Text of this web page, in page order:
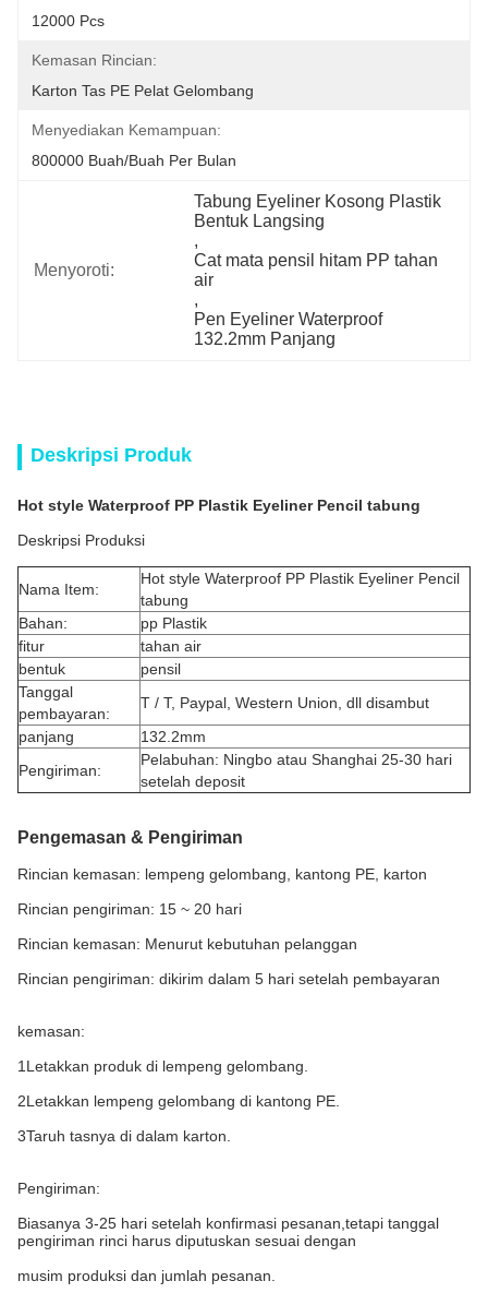
12000 Pcs
Kemasan Rincian:
Karton Tas PE Pelat Gelombang
Menyediakan Kemampuan:
800000 Buah/buah Per Bulan
Menyoroti:
Tabung Eyeliner Kosong Plastik
Bentuk Langsing
,
Cat mata pensil hitam PP tahan
air
,
Pen Eyeliner Waterproof
132.2mm Panjang
Deskripsi Produk
Hot style Waterproof PP Plastik Eyeliner Pencil tabung
Deskripsi Produksi
Nama Item:
Hot style Waterproof PP Plastik Eyeliner Pencil
tabung
Bahan:
pp Plastik
fitur
tahan air
bentuk
pensil
Tanggal
pembayaran:
T / T, Paypal, Western Union, dll disambut
panjang
132.2mm
Pengiriman:
Pelabuhan: Ningbo atau Shanghai 25-30 hari
setelah deposit
Pengemasan & Pengiriman
Rincian kemasan: lempeng gelombang, kantong PE, karton
Rincian pengiriman: 15 ~ 20 hari
Rincian kemasan: Menurut kebutuhan pelanggan
Rincian pengiriman: dikirim dalam 5 hari setelah pembayaran
kemasan:
1Letakkan produk di lempeng gelombang.
2Letakkan lempeng gelombang di kantong PE.
3Taruh tasnya di dalam karton.
Pengiriman:
Biasanya 3-25 hari setelah konfirmasi pesanan,tetapi tanggal
pengiriman rinci harus diputuskan sesuai dengan
musim produksi dan jumlah pesanan.